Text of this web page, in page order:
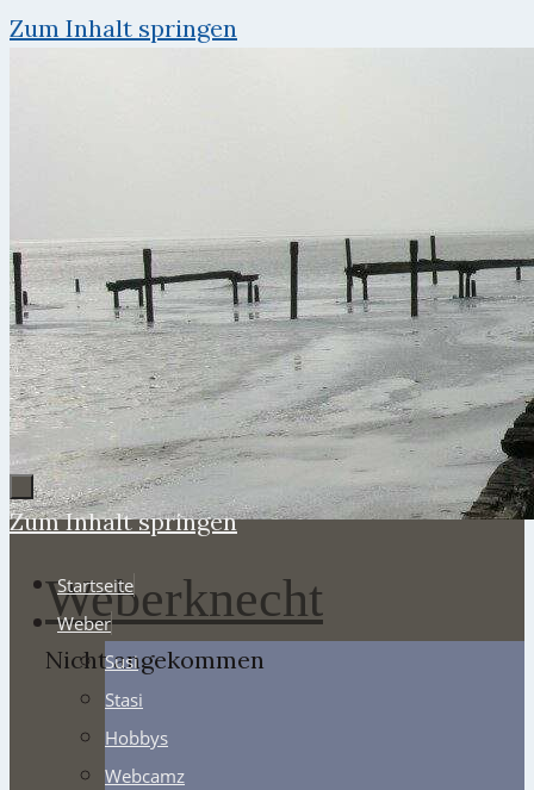
Zum Inhalt springen
Weberknecht
Nicht angekommen
Zum Inhalt springen
Startseite
Weber
Susi
Stasi
Hobbys
Webcamz